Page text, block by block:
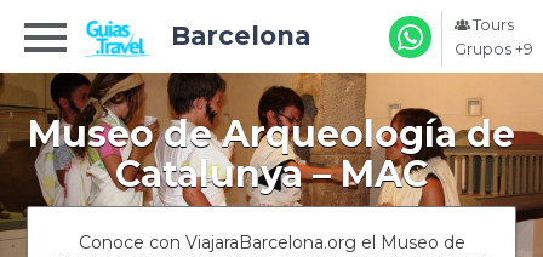
Barcelona
Tours
Grupos +9
Museo de Arqueología de
Catalunya – MAC
Conoce con ViajaraBarcelona.org el Museo de